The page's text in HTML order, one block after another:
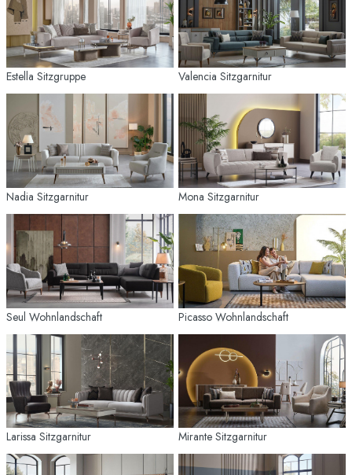
Estella Sitzgruppe Valencia Sitzgarnitur
Nadia Sitzgarnitur Mona Sitzgarnitur
Seul Wohnlandschaft Picasso Wohnlandschaft
Larissa Sitzgarnitur Mirante Sitzgarnitur